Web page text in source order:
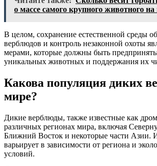
о массе самого крупного животного на
В целом, сохранение естественной среды
верблюдов и контроль незаконной охоты
мерами, которые должны быть
уникальных животных и поддержания их
Какова популяция диких
мире?
Дикие верблюды, также известные как
различных регионах мира, включая
Ближний Восток и некоторые части Азии.
варьирует в зависимости от региона и
условий.